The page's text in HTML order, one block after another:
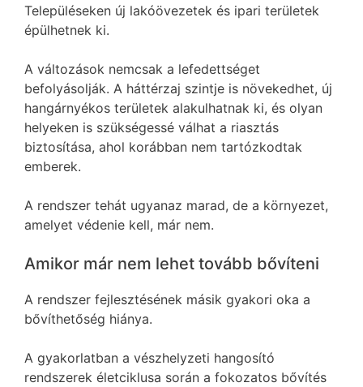
Településeken új lakóövezetek és ipari területek
épülhetnek ki.
A változások nemcsak a lefedettséget
befolyásolják. A háttérzaj szintje is növekedhet, új
hangárnyékos területek alakulhatnak ki, és olyan
helyeken is szükségessé válhat a riasztás
biztosítása, ahol korábban nem tartózkodtak
emberek.
A rendszer tehát ugyanaz marad, de a környezet,
amelyet védenie kell, már nem.
Amikor már nem lehet tovább bővíteni
A rendszer fejlesztésének másik gyakori oka a
bővíthetőség hiánya.
A gyakorlatban a vészhelyzeti hangosító
rendszerek életciklusa során a fokozatos bővítés